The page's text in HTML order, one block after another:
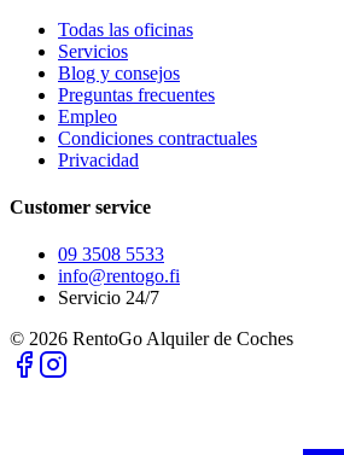
Todas las oficinas
Servicios
Blog y consejos
Preguntas frecuentes
Empleo
Condiciones contractuales
Privacidad
Customer service
09 3508 5533
info@rentogo.fi
Servicio 24/7
© 2026 RentoGo Alquiler de Coches